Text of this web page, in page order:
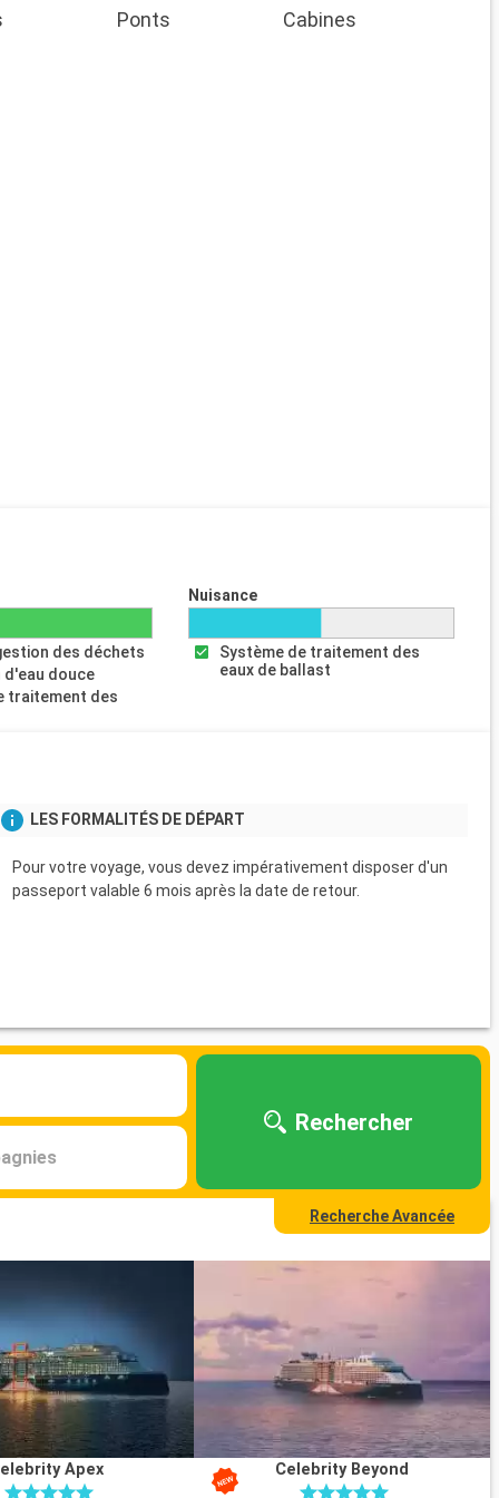
Ponts Cabines
des déchets
douce
traitement des
Nuisance
Système de traitement des
eaux de ballast
LES FORMALITÉS DE DÉPART
Pour votre voyage, vous devez impérativement disposer d'un
passeport valable 6 mois après la date de retour.
Rechercher
Recherche Avancée
Apex Celebrity Beyond